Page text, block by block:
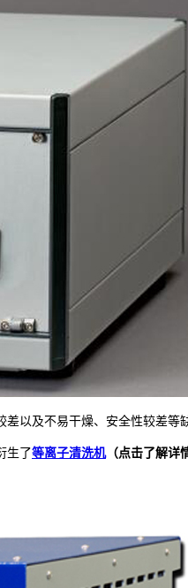
以及不易干燥、安全性较差等
生了等离子清洗机（点击了解详